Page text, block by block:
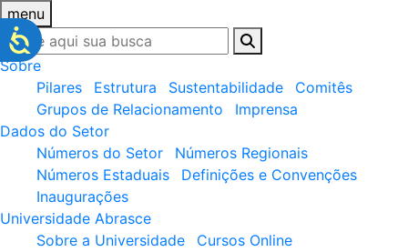
menu
Sobre
Pilares
Estrutura Sustentabilidade
Comitês
Grupos de Relacionamento
Imprensa
Dados do Setor
Números do Setor
Números Regionais
Números Estaduais
Definições e Convenções
Inaugurações
Universidade Abrasce
Sobre a Universidade
Cursos Online